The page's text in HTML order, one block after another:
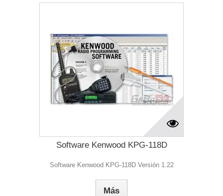
Software Kenwood KPG-118D
Software Kenwood KPG-118D Versión 1.22
Más